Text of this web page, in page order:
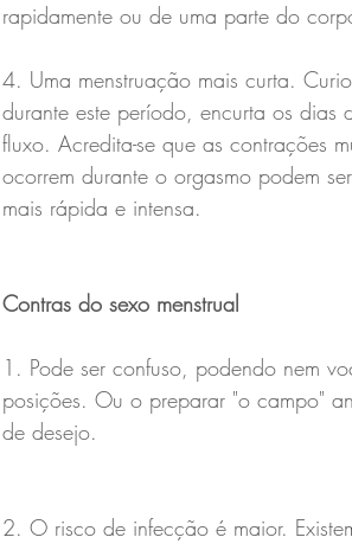
rapidamente ou de uma parte do
4. Uma menstruação mais curta.
durante este período, encurta os
fluxo. Acredita-se que as contrações
ocorrem durante o orgasmo podem
mais rápida e intensa.
Contras do sexo menstrual
1. Pode ser confuso, podendo nem
posições. Ou o preparar "o campo"
de desejo.
2. O risco de infecção é maior.